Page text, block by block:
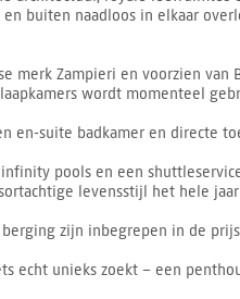
buiten naadloos in elkaar
merk Zampieri en voorzien
wordt momenteel
en-suite badkamer en directe
pools en een
levensstijl het hele jaar
zijn inbegrepen in de
echt unieks zoekt – een